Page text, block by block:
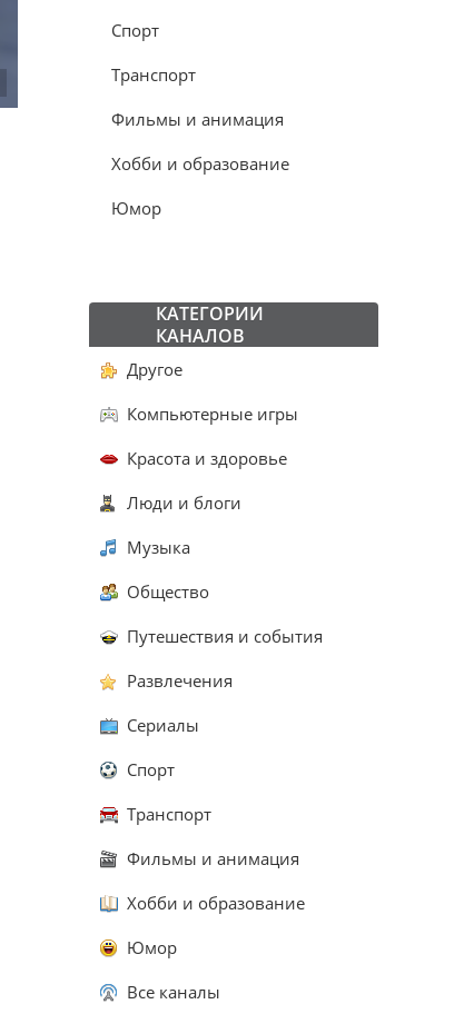
Спорт
Транспорт
Фильмы и анимация
Хобби и образование
Юмор
КАТЕГОРИИ
КАНАЛОВ
Другое
Компьютерные игры
Красота и здоровье
Люди и блоги
Музыка
Общество
Путешествия и события
Развлечения
Сериалы
Спорт
Транспорт
Фильмы и анимация
Хобби и образование
Юмор
Все каналы